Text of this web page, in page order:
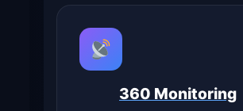
360 Monitoring